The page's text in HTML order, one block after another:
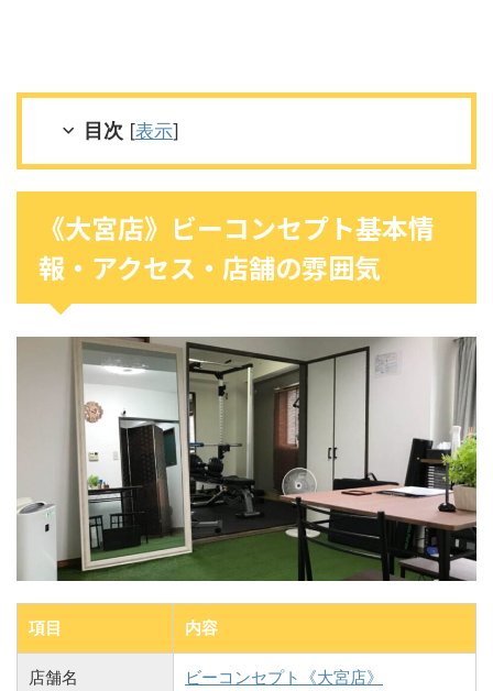
目次 [表示]
《大宮店》ビーコンセプト基本情
報・アクセス・店舗の雰囲気
項目 内容
店舗名 ビーコンセプト《大宮店》